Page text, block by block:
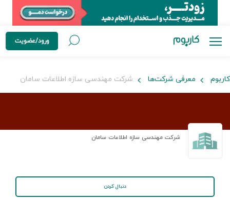
ورود/عضویت
کاربوم معرفی شرکت‌ها شرکت مهندسی سازه اطلاعات سامان
شرکت مهندسی سازه اطلاعات سامان
دنبال کردن